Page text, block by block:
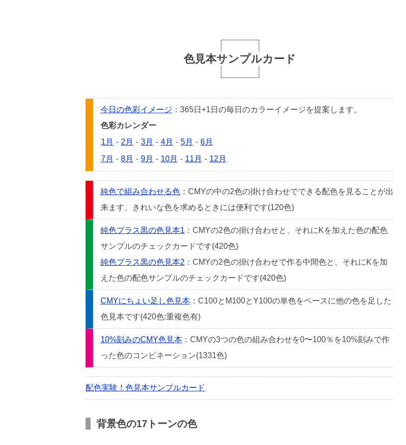
色見本サンプルカード
今日の色彩イメージ ：365日+1日の毎日のカラーイメージを提案します。
色彩カレンダー
1月 - 2月 - 3月 - 4月 - 5月 - 6月
7月 - 8月 - 9月 - 10月 - 11月 - 12月
純色で組み合わせる色 ：CMYの中の2色の掛け合わせでできる配色を見ることが出
来ます。きれいな色を求めるときには便利です(120色)
純色プラス黒の色見本1 ：CMYの2色の掛け合わせと、それにKを加えた色の配色
サンプルのチェックカードです(420色)
純色プラス黒の色見本2 ：CMYの2色の掛け合わせで作る中間色と、それにKを加
えた色の配色サンプルのチェックカードです(420色)
CMYにちょい足し色見本 ：C100とM100とY100の単色をベースに他の色を足した
色見本です(420色:重複色有)
10%刻みのCMY色見本 ：CMYの3つの色の組み合わせを0〜100％を10%刻みで作
った色のコンビネーション(1331色)
配色実験！色見本サンプルカード
背景色の17トーンの色